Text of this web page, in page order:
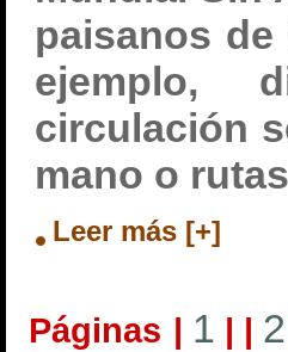
paisanos
ejemplo,
circulación
mano o
Leer más [+]
Páginas | 1 | | 2